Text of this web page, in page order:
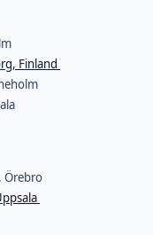
Finland
Örebro